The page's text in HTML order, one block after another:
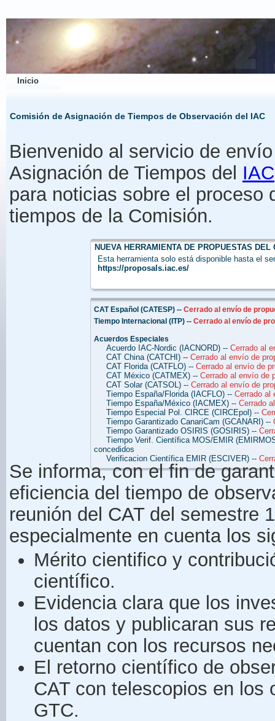
Inicio
Comisión de Asignación de Tiempos de Observación del IAC
Bienvenido al servicio de
Asignación de Tiempos del IAC
para noticias sobre el proceso
tiempos de la Comisión.
NUEVA HERRAMIENTA DE PROPUESTAS DEL
Esta herramienta solo está disponible hasta el
https://proposals.iac.es/
CAT Español (CATESP) -- Cerrado al envío de
Tiempo Internacional (ITP) -- Cerrado al envío de
Acuerdos Especiales
Acuerdo IAC-Nordic (IACNORD) -- Cerrado al
CAT China (CATCHI) -- Cerrado al envío de
CAT Florida (CATFLO) -- Cerrado al envío de
CAT México (CATMEX) -- Cerrado al envío de
CAT Solar (CATSOL) -- Cerrado al envío de
Tiempo España/Florida (IACFLO) -- Cerrado al
Tiempo España/México (IACMEX) -- Cerrado
Tiempo Especial Pol. CIRCE (CIRCEpol) --
Tiempo Garantizado CanariCam (GCANARI) --
Tiempo Garantizado OSIRIS (GOSIRIS) --
Tiempo Verif. Científica MOS/EMIR
concedidos
Verificacion Científica EMIR (ESCIVER) --
Se informa, con el fin de
eficiencia del tiempo de
reunión del CAT del semestre
especialmente en cuenta los
Mérito cientifico y
científico.
Evidencia clara que los
los datos y publicaran sus
cuentan con los recursos
El retorno científico de
CAT con telescopios en los
GTC.